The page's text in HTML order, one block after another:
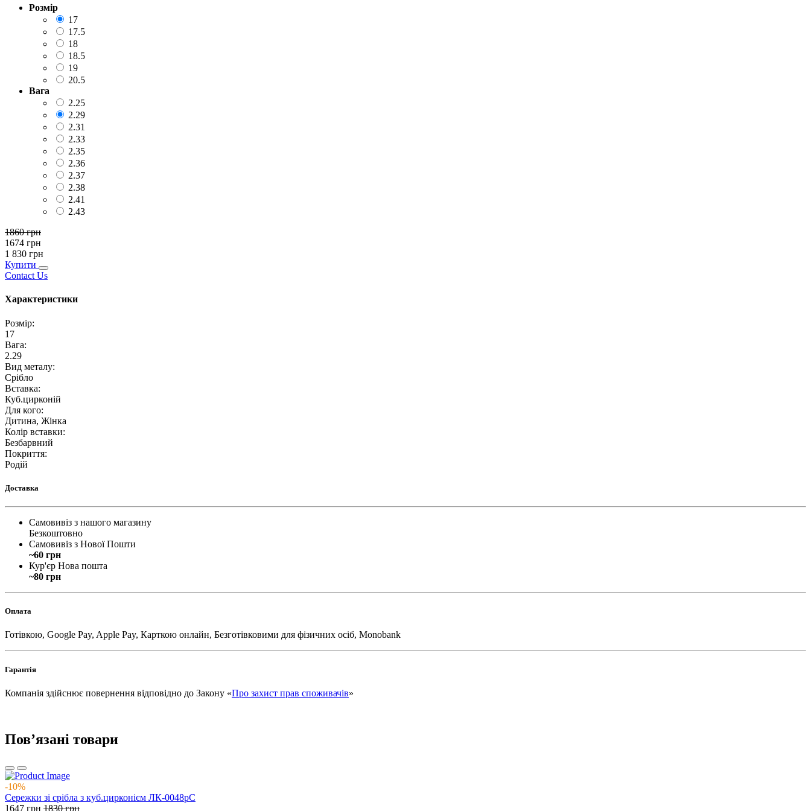
Розмір
17
17.5
18
18.5
19
20.5
Вага
2.25
2.29
2.31
2.33
2.35
2.36
2.37
2.38
2.41
2.43
1860грн
1674 грн
1 830 грн
Купити
Contact Us
Характеристики
Розмір:
17
Вага:
2.29
Вид металу:
Срібло
Вставка:
Куб.цирконій
Для кого:
Дитина, Жінка
Колір вставки:
Безбарвний
Покриття:
Родій
Доставка
Самовивіз з нашого магазину
Безкоштовно
Самовивіз з Нової Пошти
~60 грн
Кур'єр Нова пошта
~80 грн
Оплата
Готівкою, Google Pay, Apple Pay, Карткою онлайн, Безготівковими для фізичних осіб, Monobank
Гарантія
Компанія здійснює повернення відповідно до Закону «Про захист прав споживачів»
Повʼязані товари
-10%
Сережки зі срібла з куб.цирконієм ЛК-0048рС
1647 грн 1830грн